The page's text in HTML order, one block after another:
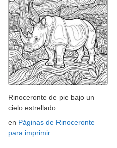
Rinoceronte de pie bajo un
cielo estrellado
en Páginas de Rinoceronte
para imprimir